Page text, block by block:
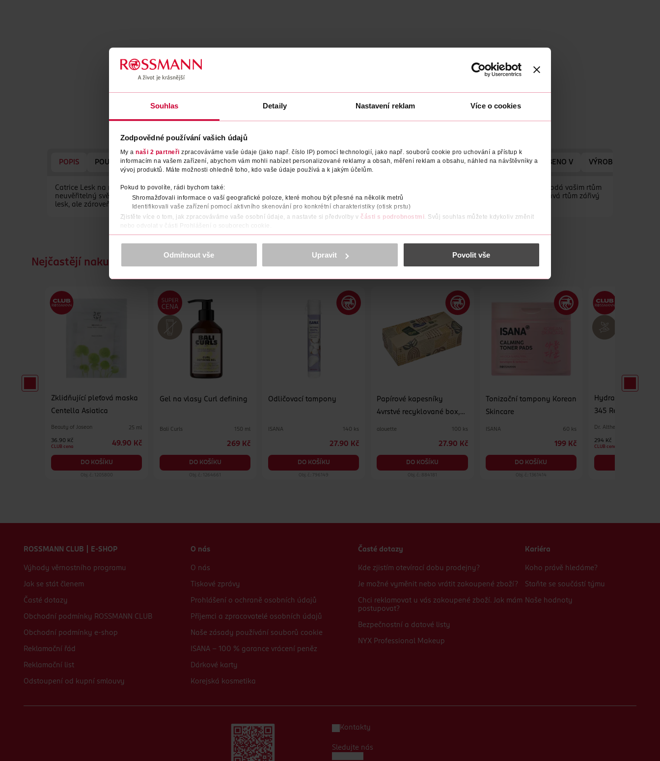
Souhlas Detaily Nastavení reklam Více o cookies
Zodpovědné používání vašich údajů
My a naši 2 partneři zpracováváme vaše údaje (jako např. číslo IP) pomocí technologií, jako např. souborů cookie pro uchování a přístup k
informacím na vašem zařízení, abychom vám mohli nabízet personalizované reklamy a obsah, měření reklam a obsahu, náhled na návštěvníky a
vývoj produktů. Máte možnosti ohledně toho, kdo vaše údaje používá a k jakým účelům.
Pokud to povolíte, rádi bychom také:
Shromažďovali informace o vaší geografické poloze, které mohou být přesné na několik metrů
Identifikovali vaše zařízení pomocí aktivního skenování pro konkrétní charakteristiky (otisk prstu)
Zjistěte více o tom, jak zpracováváme vaše osobní údaje, a nastavte si předvolby v části s podrobnostmi . Svůj souhlas můžete kdykoliv změnit
nebo odvolat v části Prohlášení o souborech cookie.
K provozu stránek, personalizaci obsahu a reklam, funkcí sociálních médií, analýze návštěvnosti, které mohou nést osobní údaje.
prohlášení o ochraně osobních údajů.
Děkujeme za pochopení. >více o cookies<
Odmítnout vše Upravit Povolit vše
POPIS POUŽITÍ SLOŽENÍ SKLADOVÁNÍ POČET NÁZEV VÝROBCE/DODAVATELE ADRESA VÝROBCE/DODAVATELE VYROBENO V VÝROBCE/
Catrice Lesk na rty Diamond Glaze 030 Less Bitter More Glitter je super lesklý fialový lesk na rty se zelenozlatými třpytkami. Jeho nelepivá textura dodá vašim rtům
neuvěřitelný světlo odrážející třpyt, díky kterému se budou krásně třpytit v jakémkoli osvětlení. Je ideální pro neformální i neobyčejné události, dodává rtům zářivý
lesk, ale zároveň je pohodlný na nošení.
Nejčastějí nakupované společně
Zklidňující pleťová maska
Centella Asiatica
Beauty of Joseon 25 ml
36.90 Kč
CLUB cena 49.90 Kč
DO KOŠÍKU
Obj. č.: 1205800
Gel na vlasy Curl defining
Bali Curls 150 ml
269 Kč
DO KOŠÍKU
Obj. č.: 1264661
Odličovací tampony
ISANA 140 ks
27.90 Kč
DO KOŠÍKU
Obj. č.: 796149
Papírové kapesníky
4vrstvé recyklované box,
alouette 100 ks
27.90 Kč
DO KOŠÍKU
Obj. č.: 884181
Tonizační tampony Korean
Skincare
ISANA 60 ks
199 Kč
DO KOŠÍKU
Obj. č.: 1361414
Hydratační
345 Relief Cream
Dr. Althea
294 Kč
CLUB cena
ROSSMANN CLUB | E-SHOP
Výhody věrnostního programu
Jak se stát členem
Časté dotazy
Obchodní podmínky ROSSMANN CLUB
Obchodní podmínky e-shop
Reklamační řád
Reklamační list
Odstoupení od kupní smlouvy
O nás
O nás
Tiskové zprávy
Prohlášení o ochraně osobních údajů
Příjemci a zpracovatelé osobních údajů
Naše zásady používání souborů cookie
ISANA - 100 % garance vrácení peněz
Dárkové karty
Korejská kosmetika
Časté dotazy
Kde zjistím otevírací dobu prodejny?
Je možné vyměnit nebo vrátit zakoupené zboží?
Chci reklamovat u vás zakoupené zboží. Jak mám
postupovat?
Bezpečnostní a datové listy
NYX Professional Makeup
Kariéra
Koho právě hledáme?
Staňte se součástí týmu
Naše hodnoty
Kontakty
Sledujte nás